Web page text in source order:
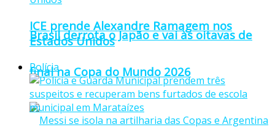
Brasil derrota o Japão e vai às oitavas de
final na Copa do Mundo 2026
ICE prende Alexandre Ramagem nos
Estados Unidos
Polícia